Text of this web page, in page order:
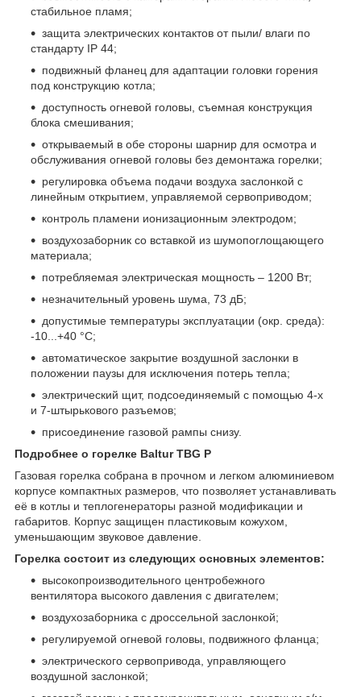
стабильное пламя;
защита электрических контактов от пыли/ влаги по
стандарту IP 44;
подвижный фланец для адаптации головки горения
под конструкцию котла;
доступность огневой головы, съемная конструкция
блока смешивания;
открываемый в обе стороны шарнир для осмотра и
обслуживания огневой головы без демонтажа горелки;
регулировка объема подачи воздуха заслонкой с
линейным открытием, управляемой сервоприводом;
контроль пламени ионизационным электродом;
воздухозаборник со вставкой из шумопоглощающего
материала;
потребляемая электрическая мощность – 1200 Вт;
незначительный уровень шума, 73 дБ;
допустимые температуры эксплуатации (окр. среда):
-10...+40 °C;
автоматическое закрытие воздушной заслонки в
положении паузы для исключения потерь тепла;
электрический щит, подсоединяемый с помощью 4-х
и 7-штырькового разъемов;
присоединение газовой рампы снизу.
Подробнее о горелке Baltur TBG Р
Газовая горелка собрана в прочном и легком алюминиевом
корпусе компактных размеров, что позволяет устанавливать
её в котлы и теплогенераторы разной модификации и
габаритов. Корпус защищен пластиковым кожухом,
уменьшающим звуковое давление.
Горелка состоит из следующих основных элементов:
высокопроизводительного центробежного
вентилятора высокого давления с двигателем;
воздухозаборника с дроссельной заслонкой;
регулируемой огневой головы, подвижного фланца;
электрического сервопривода, управляющего
воздушной заслонкой;